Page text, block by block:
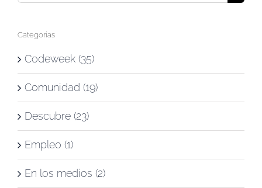
Categorías
Codeweek (35)
Comunidad (19)
Descubre (23)
Empleo (1)
En los medios (2)